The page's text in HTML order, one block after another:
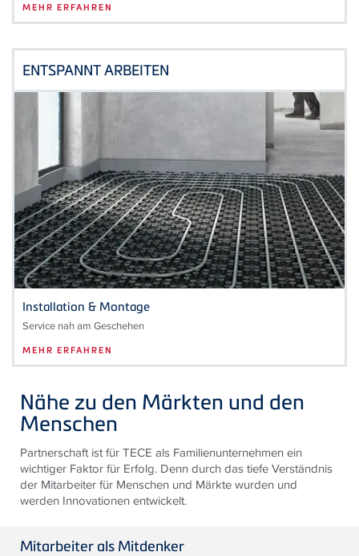
MEHR ERFAHREN
ENTSPANNT ARBEITEN
Installation & Montage
Service nah am Geschehen
MEHR ERFAHREN
Nähe zu den Märkten und den
Menschen
Partnerschaft ist für TECE als Familienunternehmen ein
wichtiger Faktor für Erfolg. Denn durch das tiefe Verständnis
der Mitarbeiter für Menschen und Märkte wurden und
werden Innovationen entwickelt.
Mitarbeiter als Mitdenker